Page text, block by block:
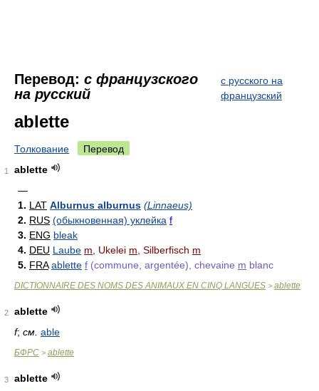
Перевод: с французского
на русский
с русского на
французский
ablette
Толкование Перевод
1
ablette
—
1. LAT Alburnus alburnus (Linnaeus)
2. RUS (обыкновенная) уклейка f
3. ENG bleak
4. DEU Laube m , Ukelei m , Silberfisch m
5. FRA ablette f (commune, argentée), chevaine m blanc
DICTIONNAIRE DES NOMS DES ANIMAUX EN CINQ LANGUES > ablette
2
ablette
f; см. able
БФРС > ablette
3
ablette